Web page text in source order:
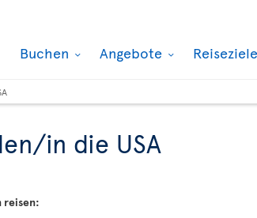
Buchen Angebote Reiseziele
in die USA
reisen: